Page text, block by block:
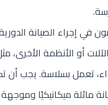
في إجراء الصيانة الدورية
أو الأنظمة الأخرى،
تعمل بسلاسة. يجب أن
مائلة ميكانيكيًا